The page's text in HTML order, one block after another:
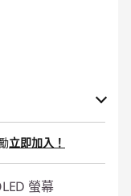
立即加入！
螢幕